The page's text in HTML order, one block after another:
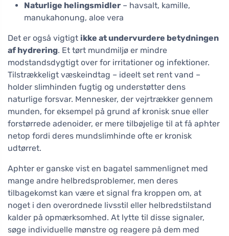
Naturlige helingsmidler – havsalt, kamille,
manukahonung, aloe vera
Det er også vigtigt ikke at undervurdere betydningen
af hydrering. Et tørt mundmiljø er mindre
modstandsdygtigt over for irritationer og infektioner.
Tilstrækkeligt væskeindtag – ideelt set rent vand –
holder slimhinden fugtig og understøtter dens
naturlige forsvar. Mennesker, der vejrtrækker gennem
munden, for eksempel på grund af kronisk snue eller
forstørrede adenoider, er mere tilbøjelige til at få aphter
netop fordi deres mundslimhinde ofte er kronisk
udtørret.
Aphter er ganske vist en bagatel sammenlignet med
mange andre helbredsproblemer, men deres
tilbagekomst kan være et signal fra kroppen om, at
noget i den overordnede livsstil eller helbredstilstand
kalder på opmærksomhed. At lytte til disse signaler,
søge individuelle mønstre og reagere på dem med